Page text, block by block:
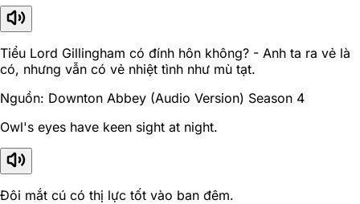
Tiểu Lord Gillingham có đính hôn không? - Anh ta ra vẻ là
có, nhưng vẫn có vẻ nhiệt tình như mù tạt.
Nguồn: Downton Abbey (Audio Version) Season 4
Owl's eyes have keen sight at night.
Đôi mắt cú có thị lực tốt vào ban đêm.